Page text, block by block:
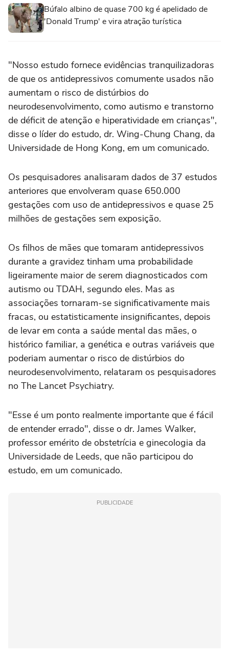
Búfalo albino de quase 700 kg é apelidado de
'Donald Trump' e vira atração turística
"Nosso estudo fornece evidências tranquilizadoras
de que os antidepressivos comumente usados não
aumentam o risco de distúrbios do
neurodesenvolvimento, como autismo e transtorno
de déficit de atenção e hiperatividade em crianças",
disse o líder do ‌estudo, dr. Wing-Chung Chang, da
Universidade de Hong Kong, em um ‌comunicado.
Os pesquisadores analisaram dados de 37 estudos
anteriores que envolveram quase 650.000
gestações com uso de antidepressivos ⁠e quase 25
milhões de gestações sem exposição.
Os filhos de mães que tomaram antidepressivos
durante a gravidez tinham uma probabilidade
ligeiramente maior de serem diagnosticados com
autismo ou TDAH, segundo eles. Mas as
associações tornaram-se significativamente mais
fracas, ou estatisticamente insignificantes, depois
de levar em conta a saúde mental das mães, o
histórico familiar, a genética e outras variáveis que
poderiam aumentar o risco de distúrbios do
neurodesenvolvimento, relataram os pesquisadores
no The Lancet ‌Psychiatry.
"Esse é um ponto realmente importante que é fácil
de entender errado", disse o dr. James Walker,
professor emérito ‌de obstetrícia e ginecologia da
Universidade ⁠de Leeds, que não participou ⁠do
estudo, em um comunicado.
PUBLICIDADE